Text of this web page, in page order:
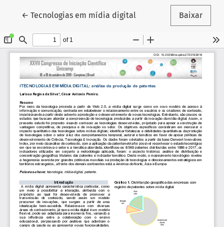
← Voltar aos Detalhes do Artigo
Tecnologias em mídia digital Baixar